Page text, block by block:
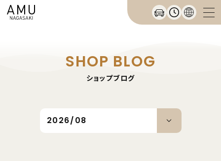
SHOP BLOG
ショップブログ